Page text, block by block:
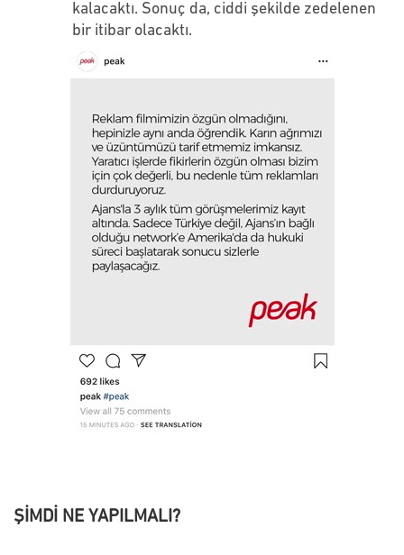
kalacaktı. Sonuç da, ciddi şekilde zedelenen
bir itibar olacaktı.
ŞİMDİ NE YAPILMALI?